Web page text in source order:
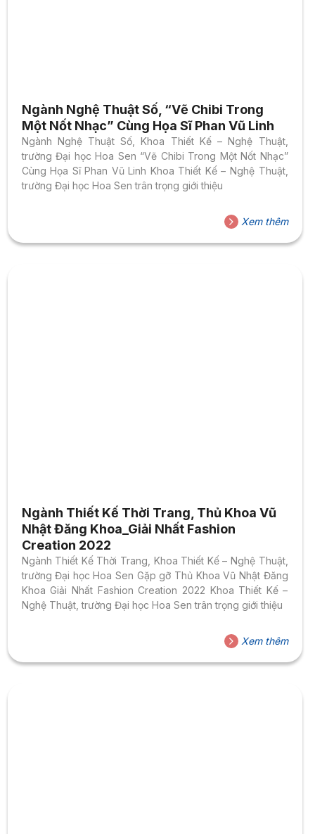
Ngành Nghệ Thuật Số, “Vẽ Chibi Trong
Một Nốt Nhạc” Cùng Họa Sĩ Phan Vũ Linh
Ngành Nghệ Thuật Số, Khoa Thiết Kế – Nghệ Thuật,
trường Đại học Hoa Sen “Vẽ Chibi Trong Một Nốt Nhạc”
Cùng Họa Sĩ Phan Vũ Linh Khoa Thiết Kế – Nghệ Thuật,
trường Đại học Hoa Sen trân trọng giới thiệu
Xem thêm
Ngành Thiết Kế Thời Trang, Thủ Khoa Vũ
Nhật Đăng Khoa_Giải Nhất Fashion
Creation 2022
Ngành Thiết Kế Thời Trang, Khoa Thiết Kế – Nghệ Thuật,
trường Đại học Hoa Sen Gặp gỡ Thủ Khoa Vũ Nhật Đăng
Khoa Giải Nhất Fashion Creation 2022 Khoa Thiết Kế –
Nghệ Thuật, trường Đại học Hoa Sen trân trọng giới thiệu
Xem thêm